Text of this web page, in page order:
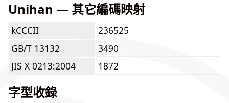
Unihan — 其它編碼映射
kCCCII
236525
GB/T 13132
3490
JIS X 0213:2004
1872
字型收錄